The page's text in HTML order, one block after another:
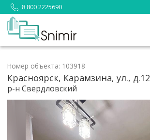
8 800 2225690
Номер объекта: 103918
Красноярск, Карамзина, ул., д.12
р-н Свердловский